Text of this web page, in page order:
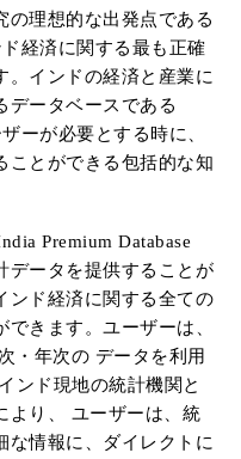
の理想的な出発点である
経済に関する最も正確
。インドの経済と産業に
データベースである
ーが必要とする時に、
ことができる包括的な知
Premium Database
データを提供することが
ンド経済に関する全ての
きます。ユーザーは、
・年次の データを利用
ンド現地の統計機関と
より、 ユーザーは、統
な情報に、ダイレクトに